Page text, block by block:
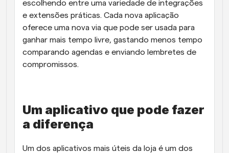
escolhendo entre uma variedade de integrações
e extensões práticas. Cada nova aplicação
oferece uma nova via que pode ser usada para
ganhar mais tempo livre, gastando menos tempo
comparando agendas e enviando lembretes de
compromissos.
Um aplicativo que pode fazer
a diferença
Um dos aplicativos mais úteis da loja é um dos